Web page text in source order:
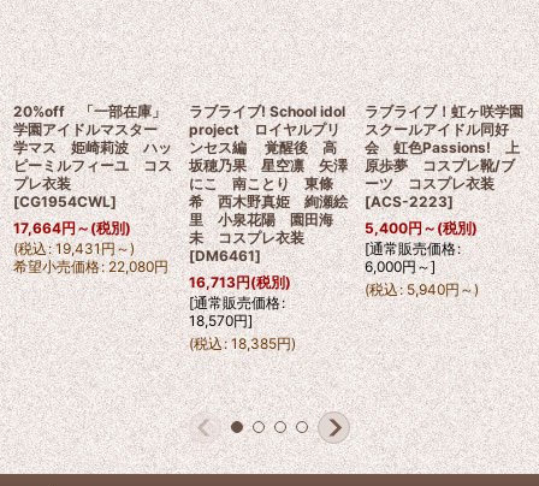
20%off 「一部在庫」
学園アイドルマスター
学マス 姫崎莉波 ハッ
ピーミルフィーユ コス
プレ衣装
[CG1954CWL]
17,664円～(税別)
(税込: 19,431円～)
希望小売価格: 22,080円
ラブライブ! School idol
project ロイヤルプリ
ンセス編 覚醒後 高
坂穂乃果 星空凛 矢澤
にこ 南ことり 東條
希 西木野真姫 絢瀬絵
里 小泉花陽 園田海
未 コスプレ衣装
[DM6461]
16,713円(税別)
[通常販売価格:
18,570円]
(税込: 18,385円)
ラブライブ！虹ヶ咲学園
スクールアイドル同好
会 虹色Passions! 上
原歩夢 コスプレ靴/ブ
ーツ コスプレ衣装
[ACS-2223]
5,400円～(税別)
[通常販売価格:
6,000円～]
(税込: 5,940円～)